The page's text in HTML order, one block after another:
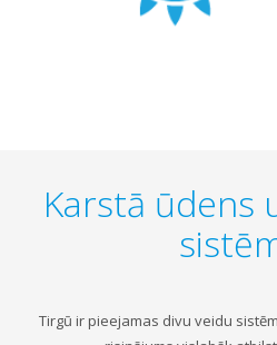
Karstā ūdens
Tirgū ir pieejamas divu veidu